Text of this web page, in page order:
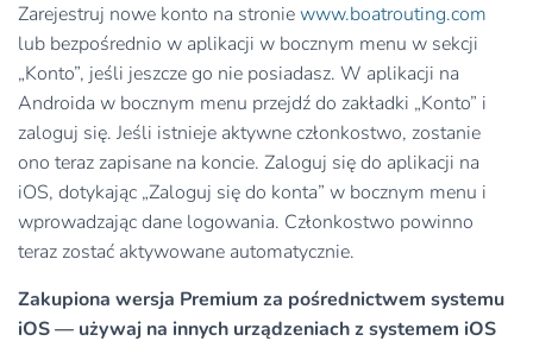
Zarejestruj nowe konto na stroniewww.boatrouting.com
lub bezpośrednio w aplikacji w bocznym menu w sekcji
„Konto”, jeśli jeszcze go nie posiadasz. W aplikacji na
Androida w bocznym menu przejdź do zakładki „Konto” i
zaloguj się. Jeśli istnieje aktywne członkostwo, zostanie
ono teraz zapisane na koncie. Zaloguj się do aplikacji na
iOS, dotykając „Zaloguj się do konta” w bocznym menu i
wprowadzając dane logowania. Członkostwo powinno
teraz zostać aktywowane automatycznie.
Zakupiona wersja Premium za pośrednictwem systemu
iOS — używaj na innych urządzeniach z systemem iOS